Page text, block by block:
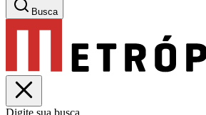
Busca
Digite sua busca